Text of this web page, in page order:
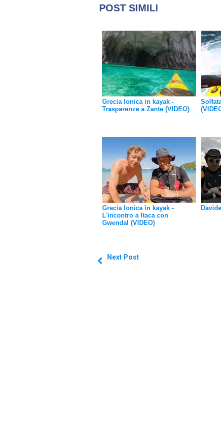
POST SIMILI
Grecia Ionica in kayak -
Trasparenze a Zante (VIDEO)
Grecia Ionica in kayak -
L'incontro a Itaca con
Gwendal (VIDEO)
Next Post